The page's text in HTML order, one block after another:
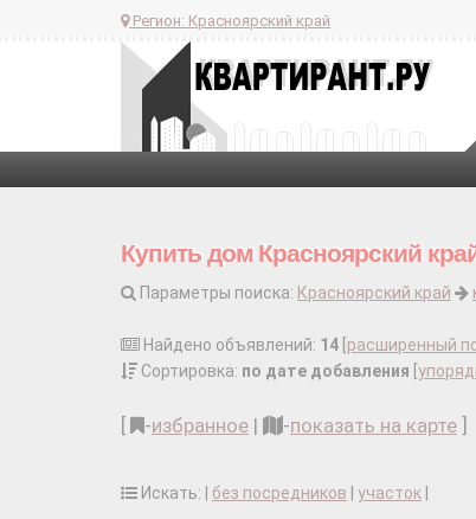
Регион: Красноярский край
Купить дом Красноярский
Параметры поиска: Красноярский край
Найдено объявлений: 14 расширенный
Сортировка: по дате добавления
-избранное | -показать на карте
Искать: | без посредников участок